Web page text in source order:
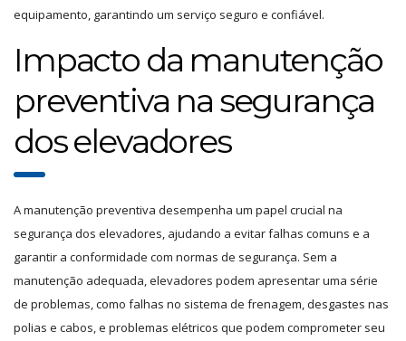
equipamento, garantindo um serviço seguro e confiável.
Impacto da manutenção
preventiva na segurança
dos elevadores
A manutenção preventiva desempenha um papel crucial na
segurança dos elevadores, ajudando a evitar falhas comuns e a
garantir a conformidade com normas de segurança. Sem a
manutenção adequada, elevadores podem apresentar uma série
de problemas, como falhas no sistema de frenagem, desgastes nas
polias e cabos, e problemas elétricos que podem comprometer seu